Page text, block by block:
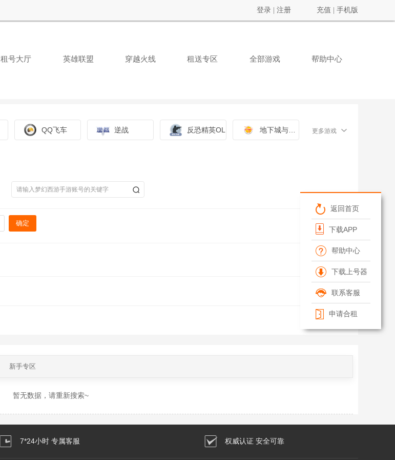
登录 注册 充值 手机版
租号大厅 英雄联盟 穿越火线 租送专区 全部游戏 帮助中心
返回首页
下载APP
帮助中心
下载上号器
联系客服
申请合租
QQ飞车 逆战 反恐精英OL 更多游戏
确定
清空筛选条件
新手专区
暂无数据，请重新搜索~
7*24小时 专属客服 权威认证 安全可靠